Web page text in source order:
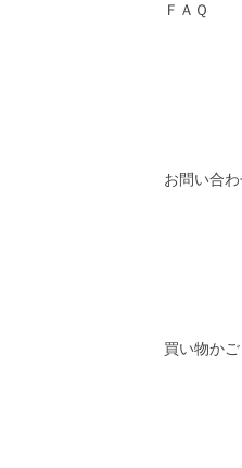
ＦＡＱ
お問い合
買い物かご